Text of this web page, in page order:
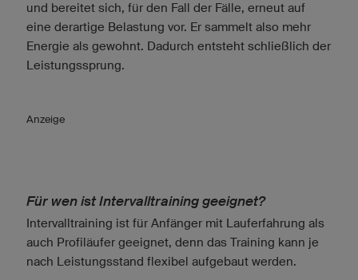
und bereitet sich, für den Fall der Fälle, erneut auf
eine derartige Belastung vor. Er sammelt also mehr
Energie als gewohnt. Dadurch entsteht schließlich der
Leistungssprung.
Anzeige
Für wen ist Intervalltraining geeignet?
Intervalltraining ist für Anfänger mit Lauferfahrung als
auch Profiläufer geeignet, denn das Training kann je
nach Leistungsstand flexibel aufgebaut werden.